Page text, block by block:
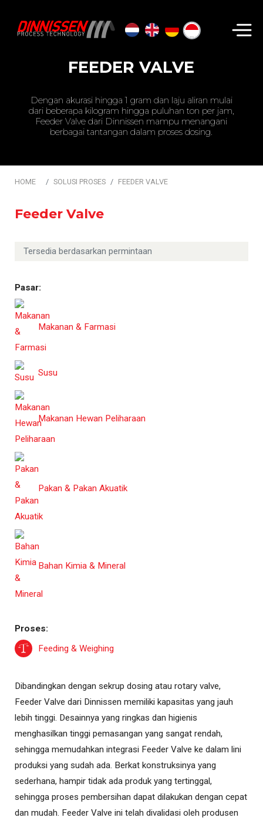
FEEDER VALVE
Dengan akurasi hingga 1 gram dan laju aliran mulai
dari beberapa kilogram hingga puluhan ton per jam,
Feeder Valve dari Dinnissen mampu menangani
berbagai tantangan dalam proses dosing.
HOME SOLUSI PROSES FEEDER VALVE
Feeder Valve
Tersedia berdasarkan permintaan
Pasar:
Makanan & Farmasi
Susu
Makanan Hewan Peliharaan
Pakan & Pakan Akuatik
Bahan Kimia & Mineral
Proses:
Feeding & Weighing
Dibandingkan dengan sekrup dosing atau rotary valve,
Feeder Valve dari Dinnissen memiliki kapasitas yang jauh
lebih tinggi. Desainnya yang ringkas dan higienis
menghasilkan tinggi pemasangan yang sangat rendah,
sehingga memudahkan integrasi Feeder Valve ke dalam lini
produksi yang sudah ada. Berkat konstruksinya yang
sederhana, hampir tidak ada produk yang tertinggal,
sehingga proses pembersihan dapat dilakukan dengan cepat
dan mudah. Feeder Valve ini telah divalidasi oleh produsen